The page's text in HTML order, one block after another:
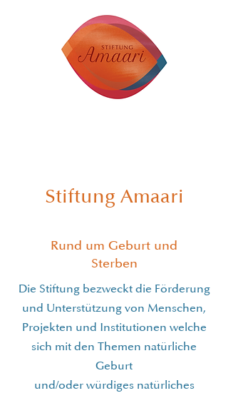
Stiftung Amaari
Rund um Geburt und
Sterben
Die Stiftung bezweckt die Förderung
und Unterstützung von Menschen,
Projekten und Institutionen welche
sich mit den Themen natürliche
Geburt
und/oder würdiges natürliches